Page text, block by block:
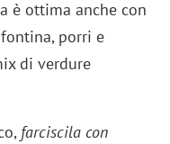
è ottima anche con
porri e
di verdure
farciscila con